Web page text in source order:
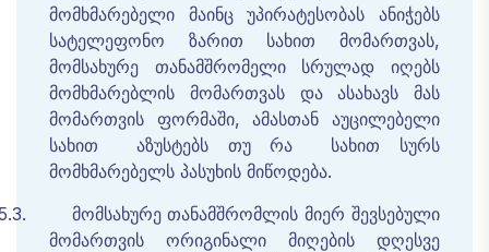
მომხმარებელი
მაინც უპირატესობას
ანიჭებს
სატელეფონო
ზარით სახით
მომართვას,
მომსახურე
თანამშრომელი სრულად
იღებს
მომხმარებლის
მომართვას და ასახავს
მას
მომართვის ფორმაში,ამასთან
აუცილებელი
სახით
აზუსტებს თუ რა სახით
სურს
მომხმარებელს პასუხის მიწოდება.
მომსახურე თანამშრომლის მიერ შევსებული
მომართვის
ორიგინალი მიღების
დღესვე